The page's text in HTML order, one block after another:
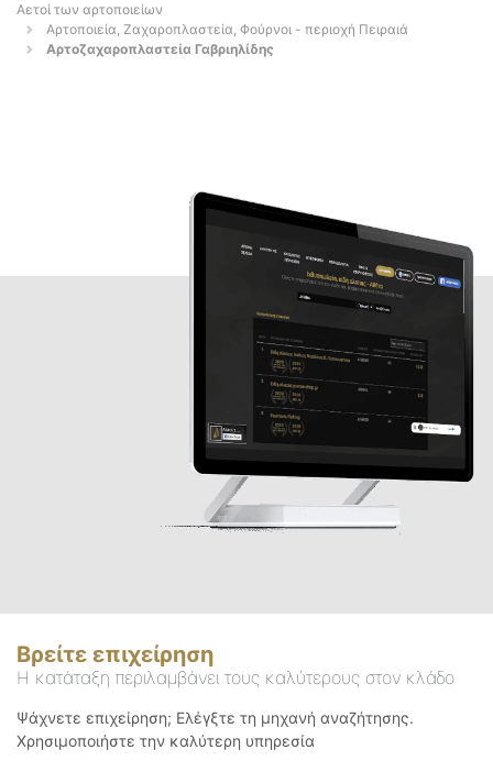
Αετοί των αρτοποιείων
Αρτοποιεία, Ζαχαροπλαστεία, Φούρνοι - περιοχή Πειραιά
Αρτοζαχαροπλαστεία Γαβριηλίδης
Βρείτε επιχείρηση
Η κατάταξη περιλαμβάνει τους καλύτερους στον κλάδο
Ψάχνετε επιχείρηση; Ελέγξτε τη μηχανή αναζήτησης.
Χρησιμοποιήστε την καλύτερη υπηρεσία